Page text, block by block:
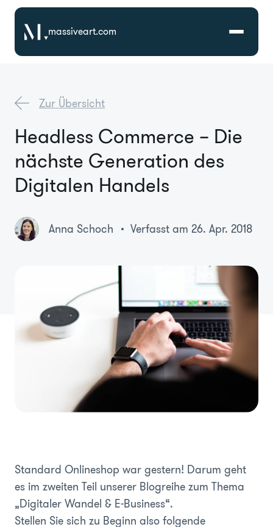
massiveart.com
Referenzen
Branchen
Karriere
Zur Übersicht
Headless Commerce – Die
nächste Generation des
Digitalen Handels
Anna Schoch Verfasst am 26. Apr. 2018
Standard Onlineshop war gestern! Darum geht
es im zweiten Teil unserer Blogreihe zum Thema
„Digitaler Wandel & E-Business“.
Stellen Sie sich zu Beginn also folgende